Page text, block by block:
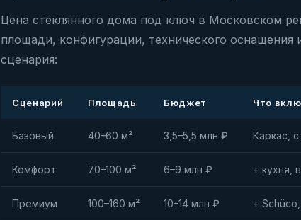
Цена стеклянного дома под ключ в Московском
площади, конфигурации, технического оснащения
сценария:
Сценарий Площадь Бюджет Что
Базовый 40–60 м² 3,5–5,5 млн ₽ Каркас,
Комфорт 70–100 м² 6–9 млн ₽ + кухня,
Премиум 100–160 м² 10–14 млн ₽ +